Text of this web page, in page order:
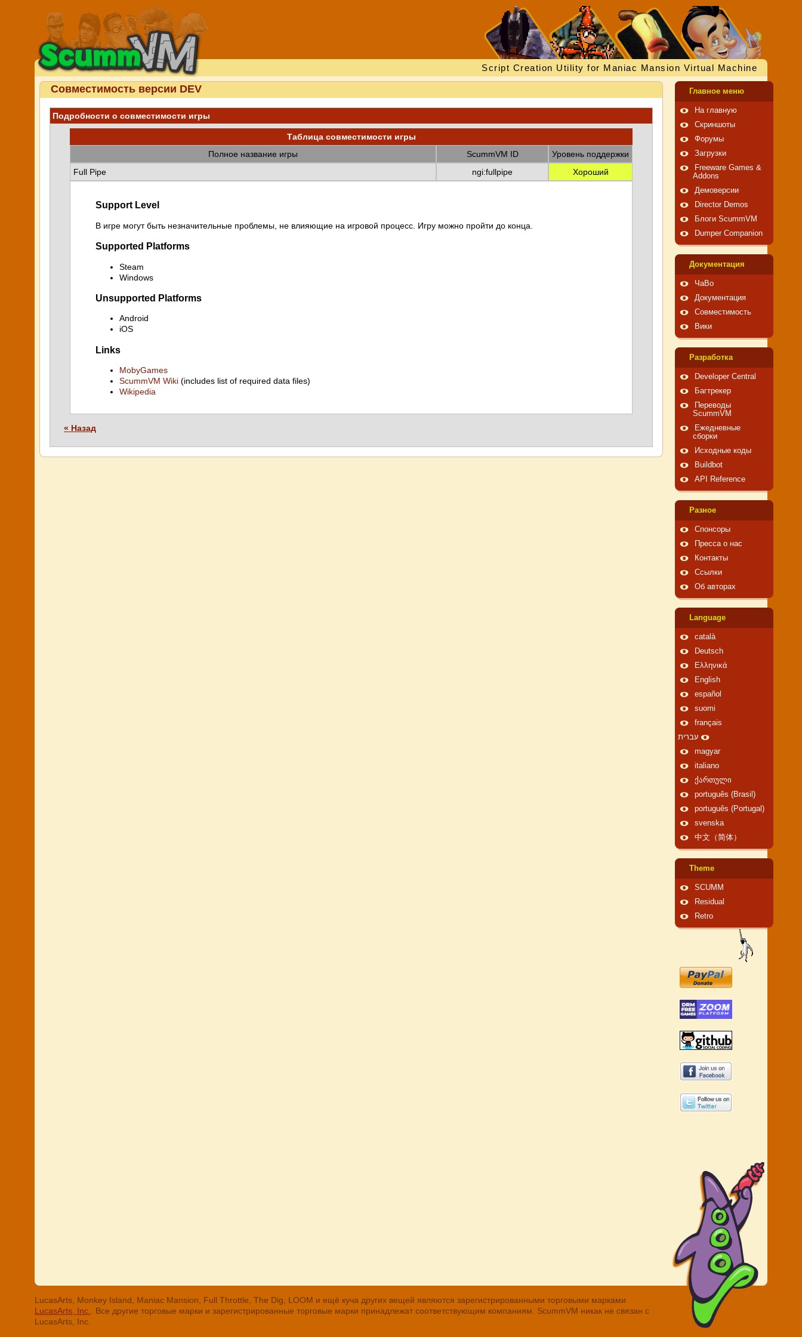
Script Creation Utility for Maniac Mansion Virtual Machine
Совместимость версии DEV
Подробности о совместимости игры
Таблица совместимости игры
Полное название игры
ScummVM ID
Уровень поддержки
Full Pipe
ngi:fullpipe Хороший
Support Level
В игре могут быть незначительные проблемы, не влияющие на игровой процесс. Игру можно пройти до конца.
Supported Platforms
Steam
Windows
Unsupported Platforms
Android
iOS
Links
MobyGames
ScummVM Wiki (includes list of required data files)
Wikipedia
« Назад
Главное меню
На главную
Скриншоты
Форумы
Загрузки
Freeware Games &
Addons
Демоверсии
Director Demos
Блоги ScummVM
Dumper Companion
Документация
ЧаВо
Документация
Совместимость
Вики
Pазработка
Developer Central
Багтрекер
Переводы
ScummVM
Ежедневные
сборки
Исходные коды
Buildbot
API Reference
Pазное
Спонсоры
Пресса о нас
Контакты
Ссылки
Об авторах
Language
català
Deutsch
Ελληνικά
English
español
suomi
français
עברית
magyar
italiano
ქართული
português (Brasil)
português (Portugal)
svenska
中文（简体）
Theme
SCUMM
Residual
Retro
LucasArts, Monkey Island, Maniac Mansion, Full Throttle, The Dig, LOOM и ещё куча других вещей являются зарегистрированными торговыми марками
LucasArts, Inc.
. Все другие торговые марки и зарегистрированные торговые марки принадлежат соответствующим компаниям. ScummVM никак не связан с
LucasArts, Inc.